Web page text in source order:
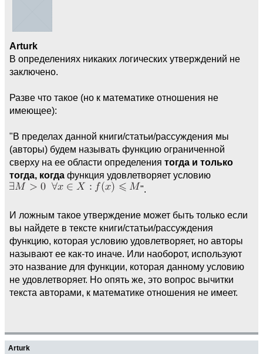
Arturk
В определениях никаких логических утверждений не
заключено.
Разве что такое (но к математике отношения не
имеющее):
"В пределах данной книги/статьи/рассуждения мы
(авторы) будем называть функцию ограниченной
сверху на ее области определения тогда и только
тогда, когда функция удовлетворяет условию
".
И ложным такое утверждение может быть только если
вы найдете в тексте книги/статьи/рассуждения
функцию, которая условию удовлетворяет, но авторы
называют ее как-то иначе. Или наоборот, используют
это название для функции, которая данному условию
не удовлетворяет. Но опять же, это вопрос вычитки
текста авторами, к математике отношения не имеет.
Arturk